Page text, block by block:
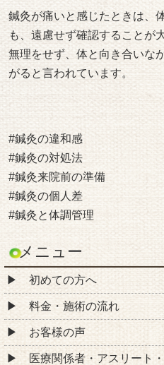
鍼灸が痛いと感じたときは、
も、遠慮せず確認することが
無理をせず、体と向き合いな
がると言われています。
#鍼灸の違和感
#鍼灸の対処法
#鍼灸来院前の準備
#鍼灸の個人差
#鍼灸と体調管理
メニュー
初めての方へ
料金・施術の流れ
お客様の声
医療関係者・アスリート